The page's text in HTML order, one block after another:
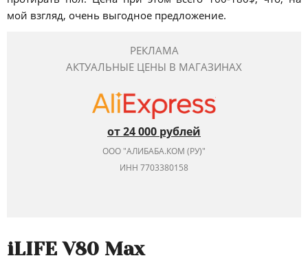
мой взгляд, очень выгодное предложение.
РЕКЛАМА
АКТУАЛЬНЫЕ ЦЕНЫ В МАГАЗИНАХ
от 24 000 рублей
ООО "АЛИБАБА.КОМ (РУ)"
ИНН 7703380158
iLIFE V80 Max